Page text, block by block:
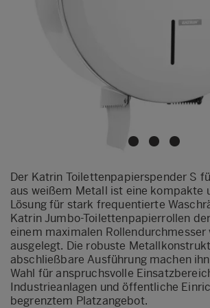
Der Katrin Toilettenpapierspender S
aus weißem Metall ist eine kompakte
Lösung für stark frequentierte
Katrin Jumbo-Toilettenpapierrollen
einem maximalen Rollendurchmesser
ausgelegt. Die robuste
abschließbare Ausführung machen
Wahl für anspruchsvolle
Industrieanlagen und öffentliche
begrenztem Platzangebot.